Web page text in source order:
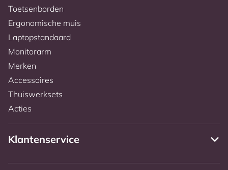
Toetsenborden
Ergonomische muis
Laptopstandaard
Monitorarm
Merken
Accessoires
Thuiswerksets
Acties
Klantenservice